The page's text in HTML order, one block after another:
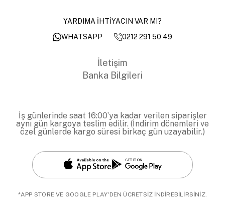
YARDIMA İHTİYACIN VAR MI?
WHATSAPP
0212 291 50 49
İletişim
Banka Bilgileri
İş günlerinde saat 16:00’ya kadar verilen siparişler
aynı gün kargoya teslim edilir. (İndirim dönemleri ve
özel günlerde kargo süresi birkaç gün uzayabilir.)
*APP STORE VE GOOGLE PLAY'DEN ÜCRETSİZ İNDİREBİLİRSİNİZ.